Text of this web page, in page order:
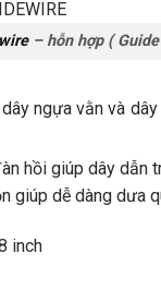
– hỗn hợp (
ngựa vằn và
hồi giúp dây dẫn
giúp dễ dàng dưa
inch